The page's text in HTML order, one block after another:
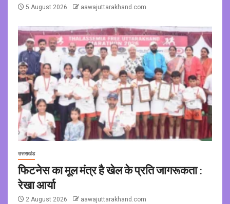
5 August 2026 aawajuttarakhand.com
उत्तराखंड
फिटनेस का मूल मंत्र है खेल के प्रति जागरूकता :
रेखा आर्या
2 August 2026 aawajuttarakhand.com